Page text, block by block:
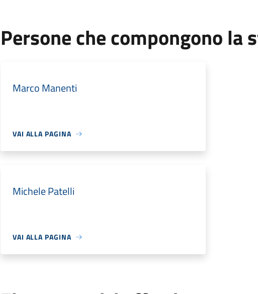
Persone che compongono la
Marco Manenti
VAI ALLA PAGINA
Michele Patelli
VAI ALLA PAGINA